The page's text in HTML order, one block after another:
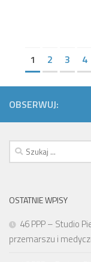
1 2 3 4
OBSERWUJ:
Szukaj:
OSTATNIE WPISY
46 PPP – Studio
przemarszu i